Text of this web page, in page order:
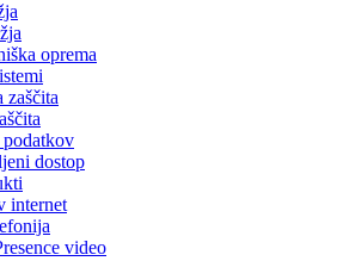
oprema
zaščita
dostop
internet
video